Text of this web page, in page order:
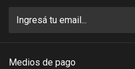
Medios de pago